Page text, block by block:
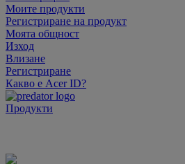
Моите продукти
Регистриране на продукт
Моята общност
Изход
Влизане
Регистриране
Какво е Acer ID?
Продукти